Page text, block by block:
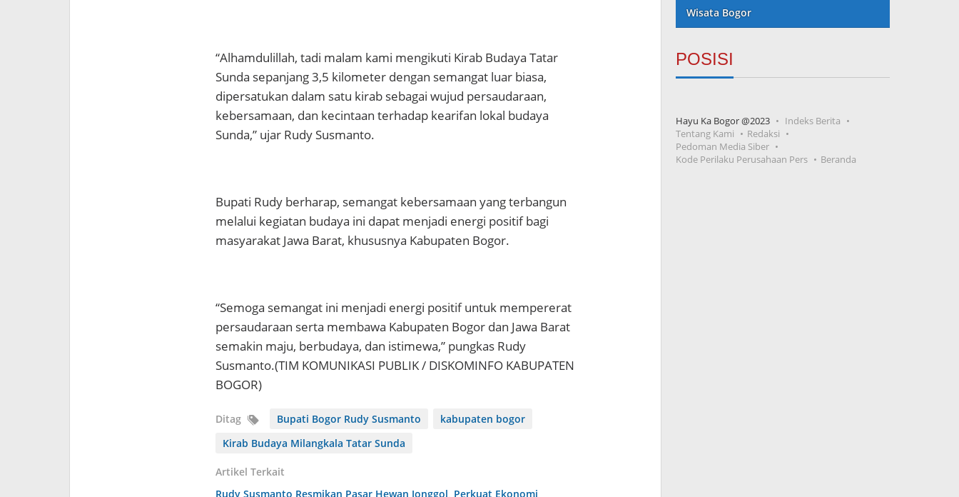
“Alhamdulillah, tadi malam kami mengikuti Kirab Budaya Tatar
Sunda sepanjang 3,5 kilometer dengan semangat luar biasa,
dipersatukan dalam satu kirab sebagai wujud persaudaraan,
kebersamaan, dan kecintaan terhadap kearifan lokal budaya
Sunda,” ujar Rudy Susmanto.
Bupati Rudy berharap, semangat kebersamaan yang terbangun
melalui kegiatan budaya ini dapat menjadi energi positif bagi
masyarakat Jawa Barat, khususnya Kabupaten Bogor.
“Semoga semangat ini menjadi energi positif untuk mempererat
persaudaraan serta membawa Kabupaten Bogor dan Jawa Barat
semakin maju, berbudaya, dan istimewa,” pungkas Rudy
Susmanto.(TIM KOMUNIKASI PUBLIK / DISKOMINFO KABUPATEN
BOGOR)
Ditag Bupati Bogor Rudy Susmanto
kabupaten bogor
Kirab Budaya Milangkala Tatar Sunda
Artikel Terkait
Rudy Susmanto Resmikan Pasar Hewan Jonggol, Perkuat Ekonomi
Wisata Bogor
POSISI
Hayu Ka Bogor @2023
Indeks Berita
Tentang Kami
Redaksi
Pedoman Media Siber
Kode Perilaku Perusahaan Pers
Beranda